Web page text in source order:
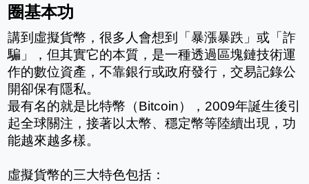
圈基本功
講到虛擬貨幣，很多人會想到「暴漲暴跌」或「詐
騙」，但其實它的本質，是一種透過區塊鏈技術運
作的數位資產，不靠銀行或政府發行，交易記錄公
開卻保有隱私。
最有名的就是比特幣（Bitcoin），2009年誕生後引
起全球關注，接著以太幣、穩定幣等陸續出現，功
能越來越多樣。
虛擬貨幣的三大特色包括：